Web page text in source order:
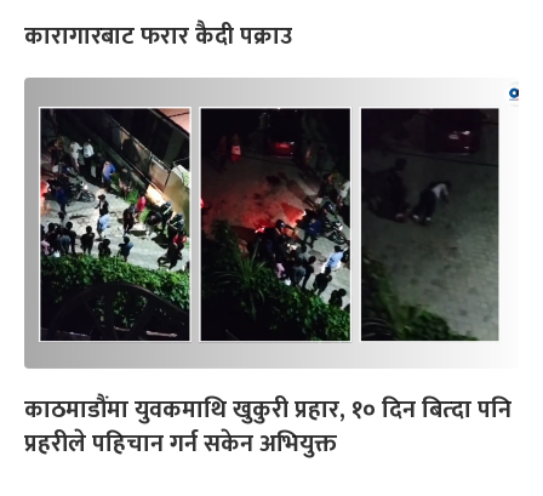
कारागारबाट फरार कैदी पक्राउ
काठमाडौंमा युवकमाथि खुकुरी प्रहार, १० दिन बित्दा पनि
प्रहरीले पहिचान गर्न सकेन अभियुक्त